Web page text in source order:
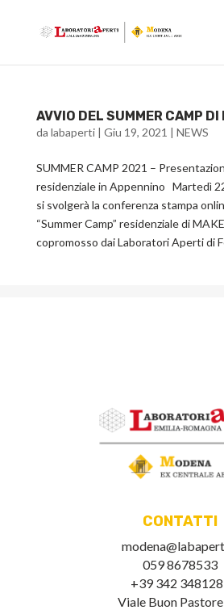
AVVIO DEL SUMMER CAMP DI
da labaperti| Giu 19, 2021 | NEWS
SUMMER CAMP 2021 –
residenziale in Appennino Martedì
si svolgerà la conferenza stampa
“Summer Camp” residenziale di
copromosso dai Laboratori Aperti di
CONTATTI
059 8678533
+39 342
Viale Buon Pastore